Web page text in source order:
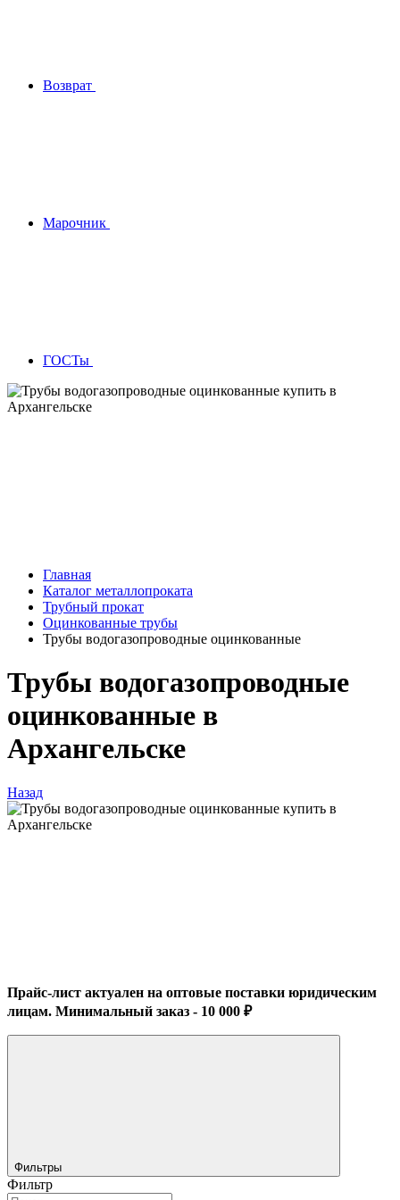
Возврат
Марочник
ГОСТы
Главная
Каталог металлопроката
Трубный прокат
Оцинкованные трубы
Трубы водогазопроводные оцинкованные
Трубы водогазопроводные
оцинкованные в
Архангельске
Назад
Прайс-лист актуален на оптовые поставки юридическим
лицам. Минимальный заказ - 10 000 ₽
Фильтры
Фильтр